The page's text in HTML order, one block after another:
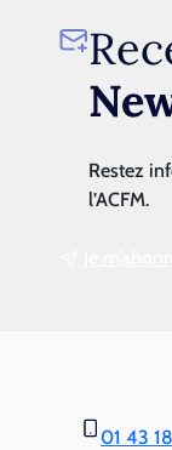
Restez
l’ACFM.
01 43